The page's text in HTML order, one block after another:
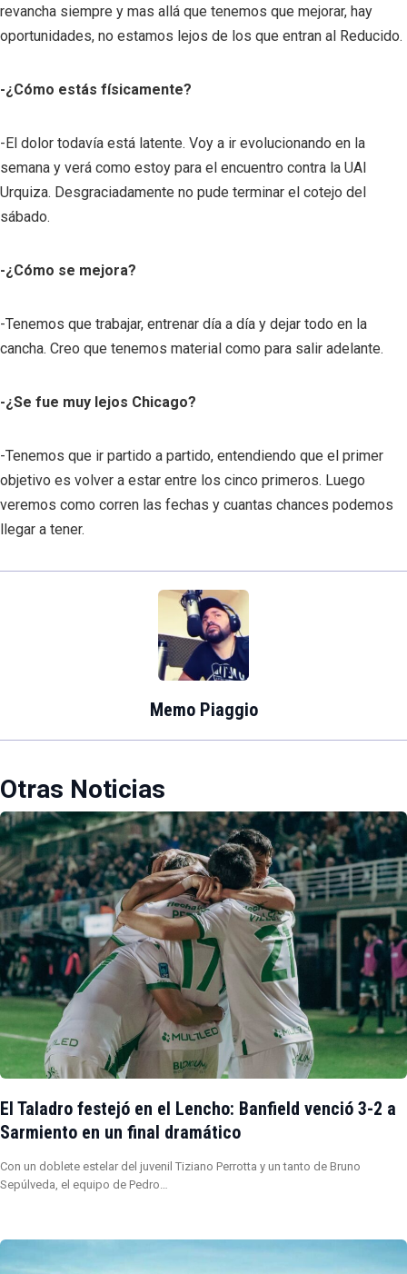
revancha siempre y mas allá que tenemos que mejorar, hay
oportunidades, no estamos lejos de los que entran al Reducido.
-¿Cómo estás físicamente?
-El dolor todavía está latente. Voy a ir evolucionando en la
semana y verá como estoy para el encuentro contra la UAI
Urquiza. Desgraciadamente no pude terminar el cotejo del
sábado.
-¿Cómo se mejora?
-Tenemos que trabajar, entrenar día a día y dejar todo en la
cancha. Creo que tenemos material como para salir adelante.
-¿Se fue muy lejos Chicago?
-Tenemos que ir partido a partido, entendiendo que el primer
objetivo es volver a estar entre los cinco primeros. Luego
veremos como corren las fechas y cuantas chances podemos
llegar a tener.
Memo Piaggio
Otras Noticias
El Taladro festejó en el Lencho: Banfield venció 3-2 a
Sarmiento en un final dramático
Con un doblete estelar del juvenil Tiziano Perrotta y un tanto de Bruno
Sepúlveda, el equipo de Pedro…